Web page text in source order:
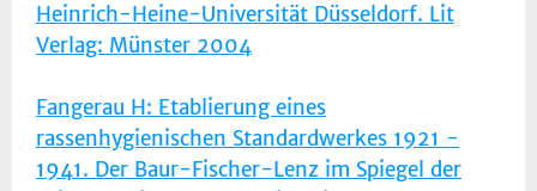
Heinrich-Heine-Universität Düsseldorf. Lit
Verlag: Münster 2004
Fangerau H: Etablierung eines
rassenhygienischen Standardwerkes 1921 -
1941. Der Baur-Fischer-Lenz im Spiegel der